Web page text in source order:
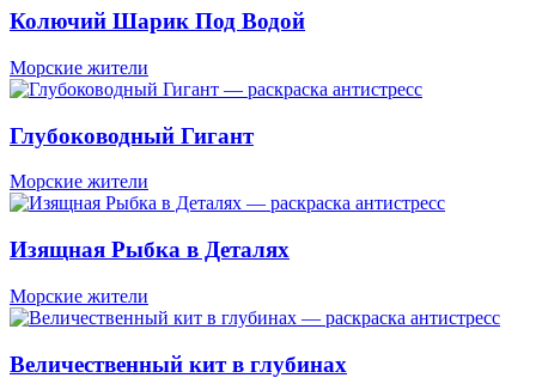
Колючий Шарик Под Водой
Морские жители
Глубоководный Гигант
Морские жители
Изящная Рыбка в Деталях
Морские жители
Величественный кит в глубинах